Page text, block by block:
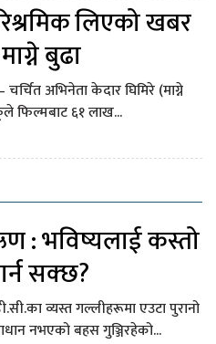
लिएको खबर
बुढा
अभिनेता केदार घिमिरे (माग्ने
फिल्मबाट ६१ लाख...
: भविष्यलाई कस्तो
सक्छ?
व्यस्त गल्लीहरूमा एउटा पुरानो
नभएको बहस गुञ्जिरहेको...